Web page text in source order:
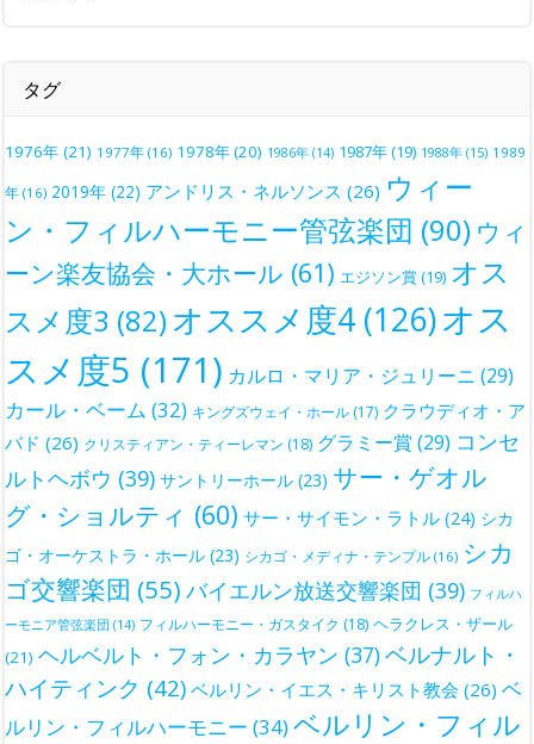
タグ
1976年 (21) 1977年 (16) 1978年(20) 1986年 (14) 1987年(19) 1988年 (15) 1989
年 (16) 2019年 (22) アンドリス・ネルソンス (26) ウィー
ン・フィルハーモニー管弦楽団 (90) ウィ
ーン楽友協会・大ホール (61) エジソン賞(19) オス
スメ度3 (82) オススメ度4 (126)オス
スメ度5 (171) カルロ・マリア・ジュリーニ (29)
カール・ベーム (32) キングズウェイ・ホール (17) クラウディオ・ア
バド (26) クリスティアン・ティーレマン (18) グラミー賞 (29) コンセ
ルトヘボウ (39) サントリーホール (23) サー・ゲオル
グ・ショルティ (60) サー・サイモン・ラトル (24) シカ
ゴ・オーケストラ・ホール (23) シカゴ・メディナ・テンプル (16) シカ
ゴ交響楽団 (55) バイエルン放送交響楽団 (39) フィルハ
ーモニア管弦楽団 (14) フィルハーモニー・ガスタイク (18) ヘラクレス・ザール
(21) ヘルベルト・フォン・カラヤン (37)ベルナルト・
ハイティンク (42) ベルリン・イエス・キリスト教会 (26) ベ
ルリン・フィルハーモニー (34)ベルリン・フィル